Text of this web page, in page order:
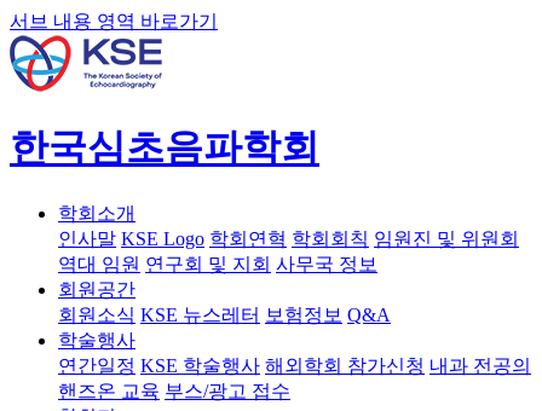
서브 내용 영역 바로가기
한국심초음파학회
학회소개
인사말 KSE Logo 학회연혁 학회회칙 임원진 및 위원회
역대 임원 연구회 및 지회 사무국 정보
회원공간
회원소식 KSE 뉴스레터 보험정보 Q&A
학술행사
연간일정 KSE 학술행사 해외학회 참가신청 내과 전공의
핸즈온 교육 부스/광고 접수